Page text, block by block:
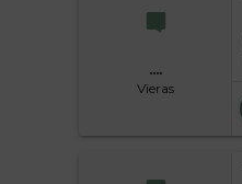
....
Vieras